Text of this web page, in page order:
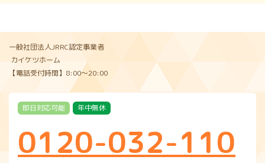
一般社団法人JRRC認定事業者
カイケツホーム
【電話受付時間】8:00〜20:00
即日対応可能 年中無休
0120-032-110